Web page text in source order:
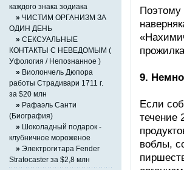
Поэтому
9.
Если
течение
воблы,
каждого знака зодиака
» ЧИСТИМ ОРГАНИЗМ ЗА
ОДИН ДЕНЬ
» СЕКСУАЛЬНЫЕ
КОНТАКТЫ С НЕВЕДОМЫМ (
Уфология / Непознанное )
» Виолончель Дюпора
работы Страдивари 1711 г.
за $20 млн
» Рафаэль Санти
(Биография)
» Шоколадный подарок -
клубничное мороженое
» Электрогитара Fender
Stratocaster за $2,8 млн